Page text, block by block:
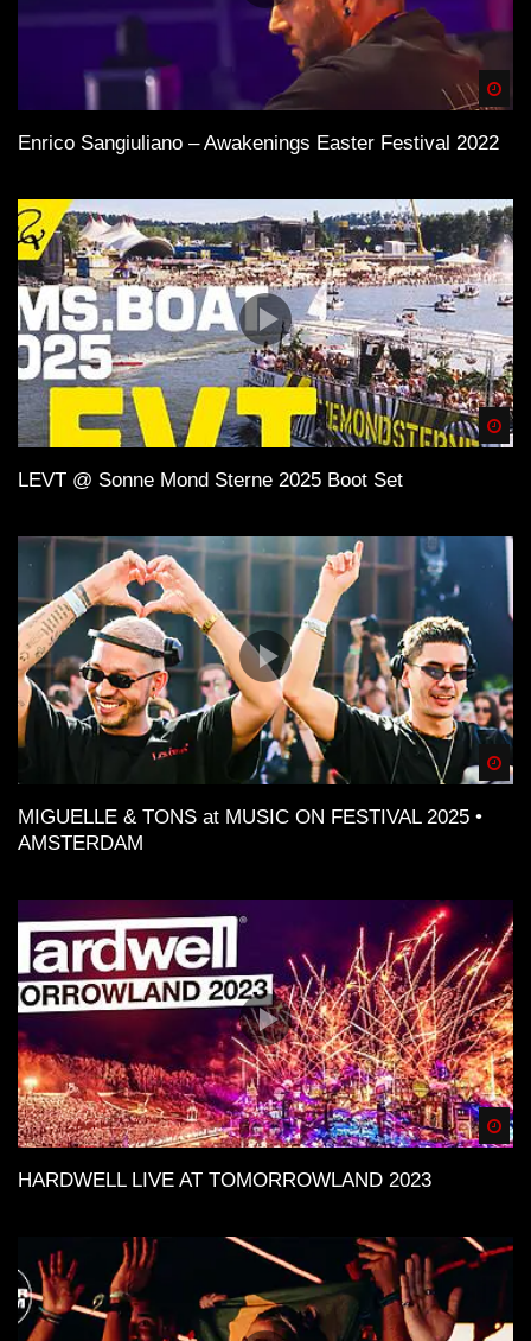
Enrico Sangiuliano – Awakenings Easter Festival 2022
LEVT @ Sonne Mond Sterne 2025 Boot Set
MIGUELLE & TONS at MUSIC ON FESTIVAL 2025 •
AMSTERDAM
HARDWELL LIVE AT TOMORROWLAND 2023